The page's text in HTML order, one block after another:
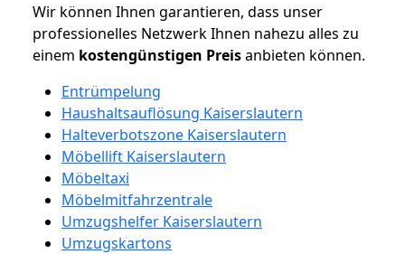
Wir können Ihnen garantieren, dass unser
professionelles Netzwerk Ihnen nahezu alles zu
einem kostengünstigen Preisanbieten können.
Entrümpelung
Haushaltsauflösung Kaiserslautern
Halteverbotszone Kaiserslautern
Möbellift Kaiserslautern
Möbeltaxi
Möbelmitfahrzentrale
Umzugshelfer Kaiserslautern
Umzugskartons